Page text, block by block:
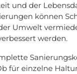
und der
können
Umwelt
werden.
für einzelne